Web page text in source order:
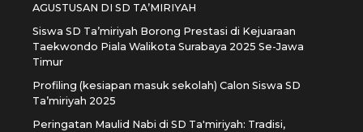
AGUSTUSAN DI SD TA’MIRIYAH
Siswa SD Ta’miriyah Borong Prestasi di Kejuaraan
Taekwondo Piala Walikota Surabaya 2025 Se-Jawa
Timur
Profiling (kesiapan masuk sekolah) Calon Siswa SD
Ta’miriyah 2025
Peringatan Maulid Nabi di SD Ta'miriyah: Tradisi,